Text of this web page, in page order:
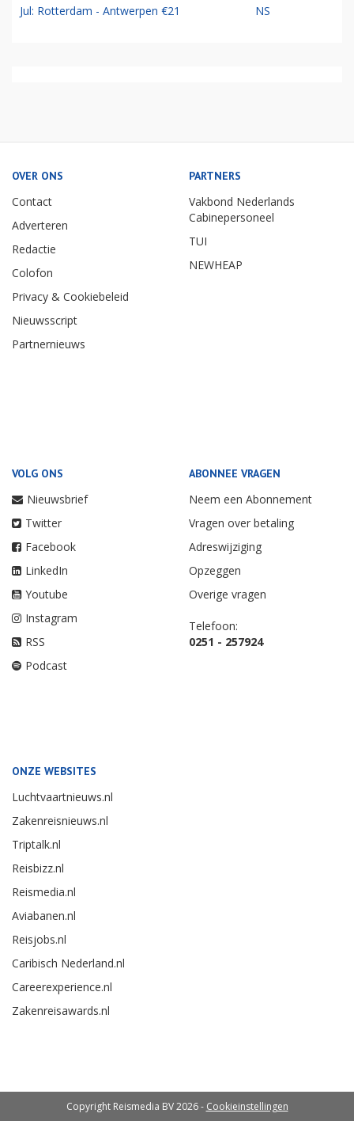
Jul: Rotterdam - Antwerpen €21 NS
OVER ONS
Contact
Adverteren
Redactie
Colofon
Privacy & Cookiebeleid
Nieuwsscript
Partnernieuws
PARTNERS
Vakbond Nederlands
Cabinepersoneel
TUI
NEWHEAP
VOLG ONS
Nieuwsbrief
Twitter
Facebook
LinkedIn
Youtube
Instagram
RSS
Podcast
ABONNEE VRAGEN
Neem een Abonnement
Vragen over betaling
Adreswijziging
Opzeggen
Overige vragen
Telefoon:
0251 - 257924
ONZE WEBSITES
Luchtvaartnieuws.nl
Zakenreisnieuws.nl
Triptalk.nl
Reisbizz.nl
Reismedia.nl
Aviabanen.nl
Reisjobs.nl
Caribisch Nederland.nl
Careerexperience.nl
Zakenreisawards.nl
Copyright Reismedia BV 2026 - Cookieinstellingen